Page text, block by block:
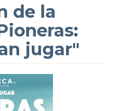
de la
jugar"